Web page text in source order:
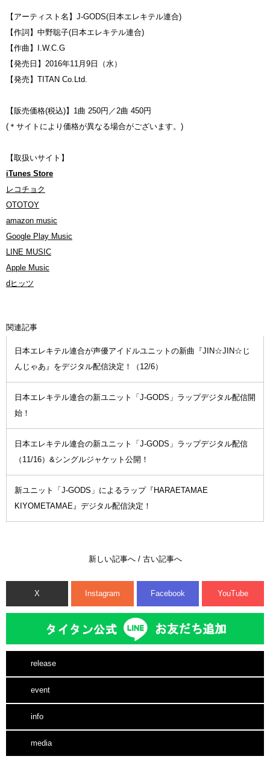
【アーティスト名】J-GODS(日本エレキテル連合)
【作詞】中野聡子(日本エレキテル連合)
【作曲】I.W.C.G
【発売日】2016年11月9日（水）
【発売】TITAN Co.Ltd.
【販売価格(税込)】1曲 250円／2曲 450円
(＊サイトにより価格が異なる場合がございます。)
【取扱いサイト】
iTunes Store
レコチョク
OTOTOY
amazon music
Google Play Music
LINE MUSIC
Apple Music
dヒッツ
関連記事
日本エレキテル連合が声優アイドルユニットの新曲『JIN☆JIN☆じ
んじゃあ』をデジタル配信決定！（12/6）
日本エレキテル連合の新ユニット「J-GODS」ラップデジタル配信開
始！
日本エレキテル連合の新ユニット「J-GODS」ラップデジタル配信
（11/16）&シングルジャケット公開！
新ユニット「J-GODS」によるラップ『HARAETAMAE
KIYOMETAMAE』デジタル配信決定！
新しい記事へ/ 古い記事へ
X Instagram Facebook YouTube
release
event
info
media